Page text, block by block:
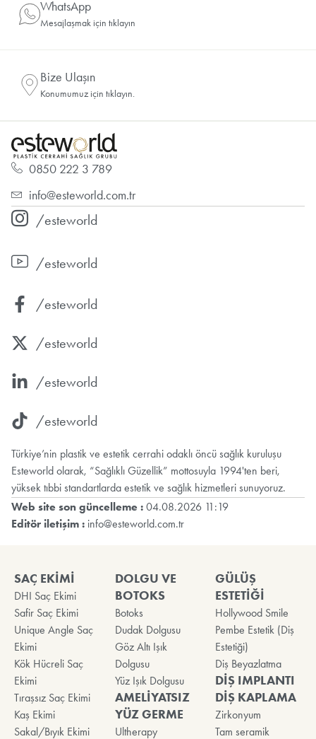
WhatsApp
Mesajlaşmak için tıklayın
Bize Ulaşın
Konumumuz için tıklayın.
0850 222 3 789
info@esteworld.com.tr
/esteworld
/esteworld
/esteworld
/esteworld
/esteworld
/esteworld
Türkiye’nin plastik ve estetik cerrahi odaklı öncü sağlık kuruluşu
Esteworld olarak, “Sağlıklı Güzellik” mottosuyla 1994'ten beri,
yüksek tıbbi standartlarda estetik ve sağlık hizmetleri sunuyoruz.
Web site son güncelleme : 04.08.2026 11:19
Editör iletişim : info@esteworld.com.tr
SAÇ EKİMİ
DHI Saç Ekimi
Safir Saç Ekimi
Unique Angle Saç
Ekimi
Kök Hücreli Saç
Ekimi
Tıraşsız Saç Ekimi
Kaş Ekimi
Sakal/Bıyık Ekimi
DOLGU VE
BOTOKS
Botoks
Dudak Dolgusu
Göz Altı Işık
Dolgusu
Yüz Işık Dolgusu
AMELİYATSIZ
YÜZ GERME
Ultherapy
GÜLÜŞ
ESTETİĞİ
Hollywood Smile
Pembe Estetik (Diş
Estetiği)
Diş Beyazlatma
DİŞ IMPLANTI
DİŞ KAPLAMA
Zirkonyum
Tam seramik